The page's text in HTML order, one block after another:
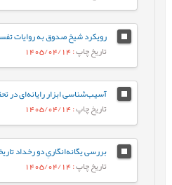
تاریخ چاپ: 1405/04/14
تاریخ چاپ: 1405/04/14
تاریخ چاپ: 1405/04/14